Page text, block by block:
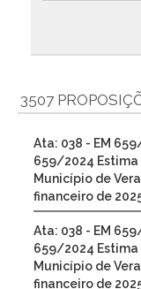
3507
Ata: 038 - EM
659/2024 Estima
Município de
financeiro de
Ata: 038 - EM
659/2024 Estima
Município de
financeiro de